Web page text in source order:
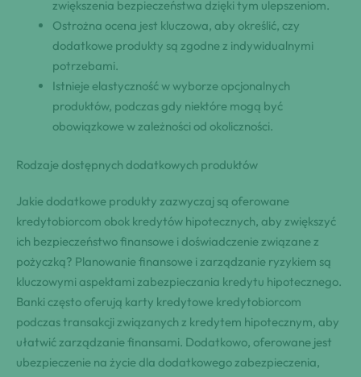
zwiększenia bezpieczeństwa dzięki tym ulepszeniom.
Ostrożna ocena jest kluczowa, aby określić, czy
dodatkowe produkty są zgodne z indywidualnymi
potrzebami.
Istnieje elastyczność w wyborze opcjonalnych
produktów, podczas gdy niektóre mogą być
obowiązkowe w zależności od okoliczności.
Rodzaje dostępnych dodatkowych produktów
Jakie dodatkowe produkty zazwyczaj są oferowane
kredytobiorcom obok kredytów hipotecznych, aby zwiększyć
ich bezpieczeństwo finansowe i doświadczenie związane z
pożyczką? Planowanie finansowe i zarządzanie ryzykiem są
kluczowymi aspektami zabezpieczania kredytu hipotecznego.
Banki często oferują karty kredytowe kredytobiorcom
podczas transakcji związanych z kredytem hipotecznym, aby
ułatwić zarządzanie finansami. Dodatkowo, oferowane jest
ubezpieczenie na życie dla dodatkowego zabezpieczenia,